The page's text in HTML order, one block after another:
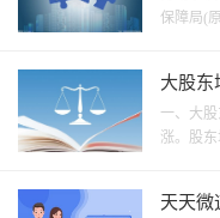
保障局(
大股东
程序_
一、大
涨。股
天天微